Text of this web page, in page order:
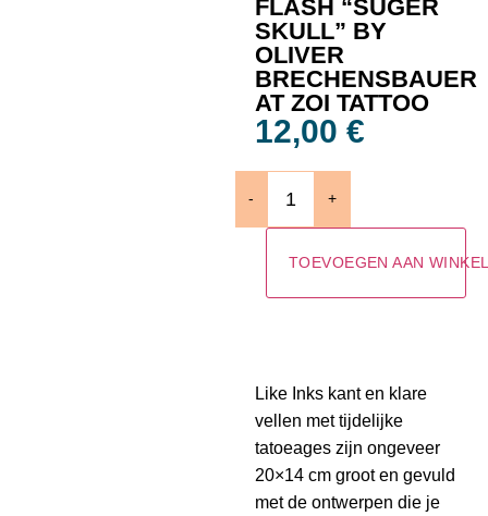
FLASH “SUGER
SKULL” BY
OLIVER
BRECHENSBAUER
AT ZOI TATTOO
12,00 €
- +
TOEVOEGEN AAN
Like Inks kant en klare
vellen met tijdelijke
tatoeages zijn ongeveer
20×14 cm groot en gevuld
met de ontwerpen die je